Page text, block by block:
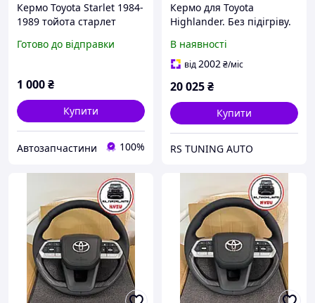
Кермо Toyota Starlet 1984-
1989 тойота старлет
Готово до відправки
1 000₴
Купити
Автозапчастини 100%
Кермо для Toyota
Highlander. Без підігріву.
LC300. В сборі.
В наявності
від2002₴/міс
20 025₴
Купити
RS TUNING AUTO